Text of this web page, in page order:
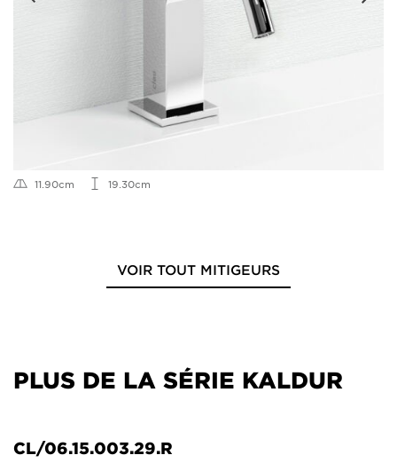
11.90cm 19.30cm
VOIR TOUT MITIGEURS
PLUS DE LA SÉRIE KALDUR
CL/06.15.003.29.R